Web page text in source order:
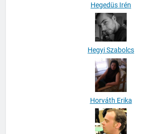
Hegedüs Irén
Hegyi Szabolcs
Horváth Erika